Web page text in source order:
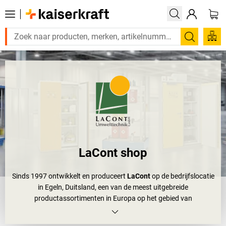
Zoeken
LaCont shop
Sinds 1997 ontwikkelt en produceert LaContop de bedrijfslocatie
in Egeln, Duitsland, een van de meest uitgebreide
productassortimenten in Europa op het gebied van
opslag van gevaarlijke stoffen